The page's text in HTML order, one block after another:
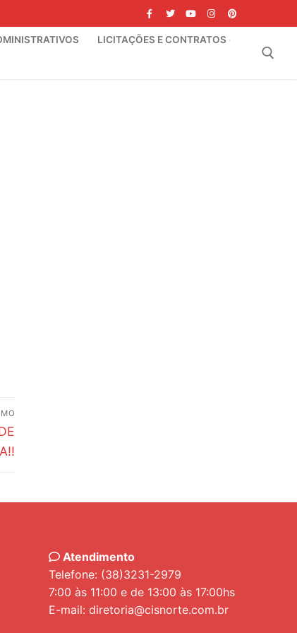
LICITAÇÕES E CONTRATOS
Atendimento
Telefone: (38)3231-2979
7:00 às 11:00 e de 13:00 às 17:00hs
E-mail: diretoria@cisnorte.com.br